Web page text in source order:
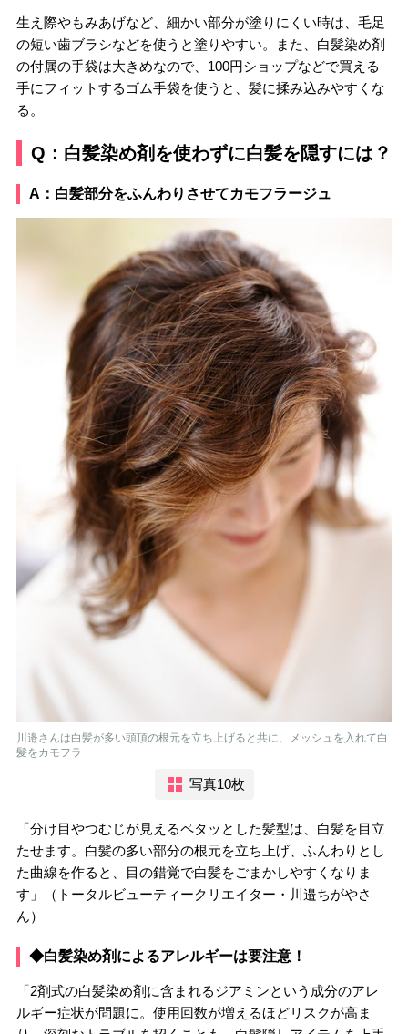
生え際やもみあげなど、細かい部分が塗りにくい時は、毛足
の短い歯ブラシなどを使うと塗りやすい。また、白髪染め剤
の付属の手袋は大きめなので、100円ショップなどで買える
手にフィットするゴム手袋を使うと、髪に揉み込みやすくな
る。
Q：白髪染め剤を使わずに白髪を隠すには？
A：白髪部分をふんわりさせてカモフラージュ
川邉さんは白髪が多い頭頂の根元を立ち上げると共に、メッシュを入れて白
髪をカモフラ
写真10枚
「分け目やつむじが見えるペタッとした髪型は、白髪を目立
たせます。白髪の多い部分の根元を立ち上げ、ふんわりとし
た曲線を作ると、目の錯覚で白髪をごまかしやすくなりま
す」（トータルビューティークリエイター・川邉ちがやさ
ん）
◆白髪染め剤によるアレルギーは要注意！
「2剤式の白髪染め剤に含まれるジアミンという成分のアレ
ルギー症状が問題に。使用回数が増えるほどリスクが高ま